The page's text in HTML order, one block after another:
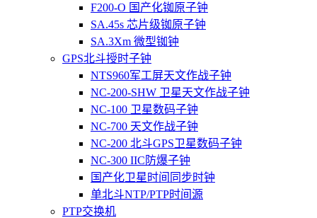
F200-O 国产化铷原子钟
SA.45s 芯片级铷原子钟
SA.3Xm 微型铷钟
GPS北斗授时子钟
NTS960军工屏天文作战子钟
NC-200-SHW 卫星天文作战子钟
NC-100 卫星数码子钟
NC-700 天文作战子钟
NC-200 北斗GPS卫星数码子钟
NC-300 IIC防爆子钟
国产化卫星时间同步时钟
单北斗NTP/PTP时间源
PTP交换机